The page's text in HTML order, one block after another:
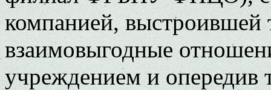
компанией, выстроившей
взаимовыгодные
учреждением и опередив